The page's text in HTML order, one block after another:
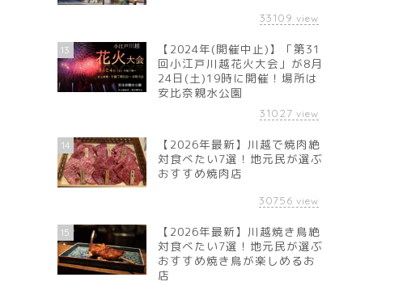
33109 view
13
【2024年(開催中止)】「第31
回小江戸川越花火大会」が8月
24日(土)19時に開催！場所は
安比奈親水公園
31027 view
14
【2026年最新】川越で焼肉絶
対食べたい7選！地元民が選ぶ
おすすめ焼肉店
30756 view
15
【2026年最新】川越焼き鳥絶
対食べたい7選！地元民が選ぶ
おすすめ焼き鳥が楽しめるお
店